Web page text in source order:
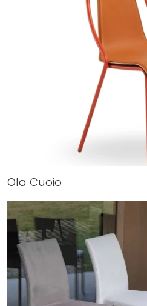
Ola Cuoio